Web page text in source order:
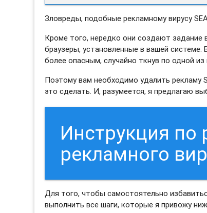
Зловреды, подобные рекламному вирусу
Кроме того, нередко они создают задание
браузеры, установленные в вашей
более опасным, случайно ткнув по одной
Поэтому вам необходимо удалить рекламу
это сделать. И, разумеется, я предлагаю
Инструкция по
рекламного
Для того, чтобы самостоятельно
выполнить все шаги, которые я привожу